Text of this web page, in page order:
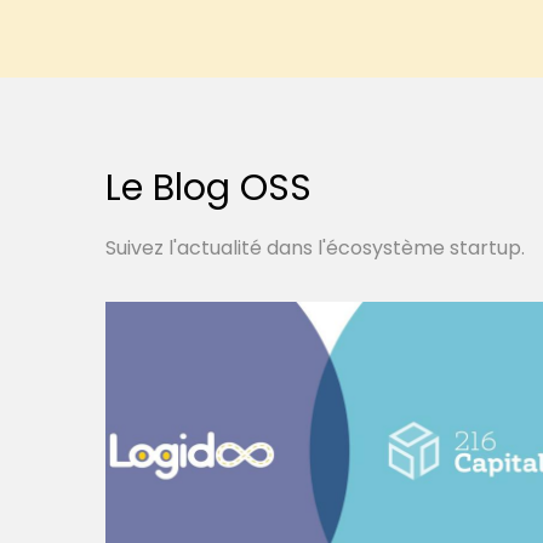
Le Blog OSS
Suivez l'actualité dans l'écosystème startup.